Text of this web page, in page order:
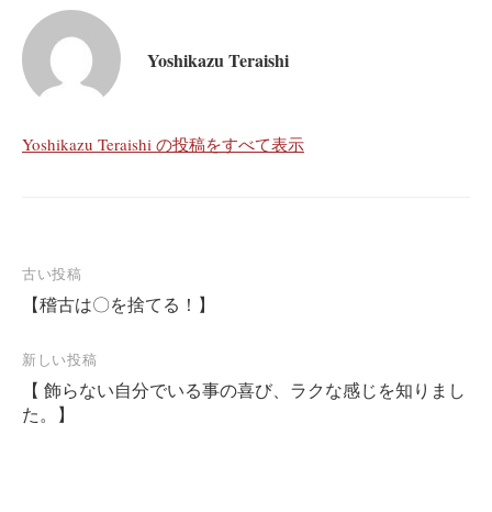
Yoshikazu Teraishi
Yoshikazu Teraishi の投稿をすべて表示
投
稿
ナ
ビ
ゲ
古い投稿
【稽古は〇を捨てる！】
新しい投稿
【 飾らない自分でいる事の喜び、ラクな感じを知りまし
た。】